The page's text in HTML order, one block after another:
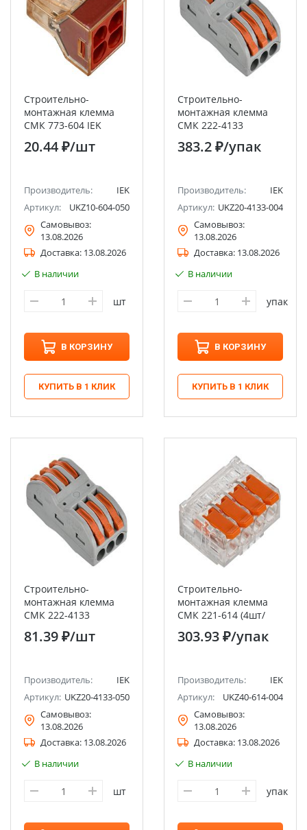
Строительно-
монтажная клемма
СМК 773-604 IEK
20.44 ₽/шт
Производитель:
IEK
Артикул:
UKZ10-604-050
Самовывоз:
13.08.2026
Доставка: 13.08.2026
В наличии
шт
В КОРЗИНУ
КУПИТЬ В 1 КЛИК
Строительно-
монтажная клемма
СМК 222-4133
проходная (4шт/упак)
IEK
383.2 ₽/упак
Производитель:
IEK
Артикул: UKZ20-4133-004
Самовывоз:
13.08.2026
Доставка: 13.08.2026
В наличии
упак
В КОРЗИНУ
КУПИТЬ В 1 КЛИК
Строительно-
монтажная клемма
СМК 222-4133
проходная (50шт/
упак) IEK
81.39 ₽/шт
Производитель:
IEK
Артикул: UKZ20-4133-050
Самовывоз:
13.08.2026
Доставка: 13.08.2026
В наличии
шт
Строительно-
монтажная клемма
СМК 221-614 (4шт/
303.93 ₽/упак
Производитель:
IEK
Артикул:
UKZ40-614-004
Самовывоз:
13.08.2026
Доставка: 13.08.2026
В наличии
упак